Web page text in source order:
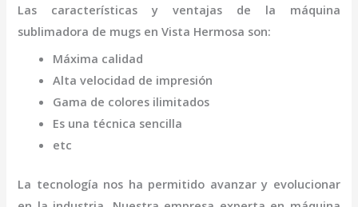
Las características y ventajas de la máquina
sublimadora de mugs en Vista Hermosa son:
Máxima calidad
Alta velocidad de impresión
Gama de colores ilimitados
Es una técnica sencilla
etc
La tecnología nos ha permitido avanzar y evolucionar